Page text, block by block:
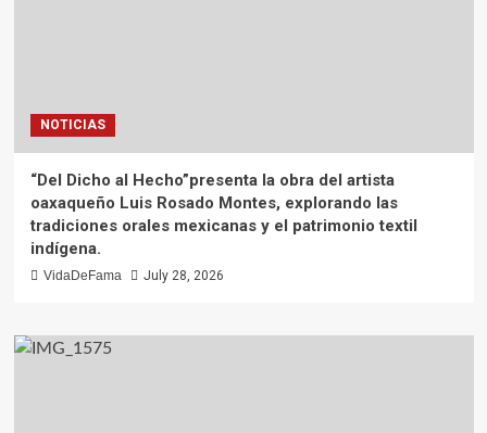
NOTICIAS
“Del Dicho al Hecho”presenta la obra del artista
oaxaqueño Luis Rosado Montes, explorando las
tradiciones orales mexicanas y el patrimonio textil
indígena.
VidaDeFama July 28, 2026